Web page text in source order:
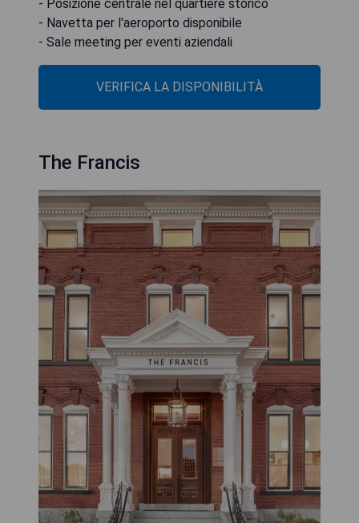
- Posizione centrale nel quartiere storico
- Navetta per l'aeroporto disponibile
- Sale meeting per eventi aziendali
VERIFICA LA DISPONIBILITÀ
The Francis